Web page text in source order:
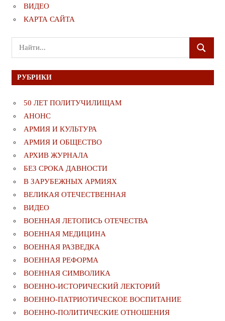
ВИДЕО
КАРТА САЙТА
Поиск
для:
ПОИСК
РУБРИКИ
50 ЛЕТ ПОЛИТУЧИЛИЩАМ
АНОНС
АРМИЯ И КУЛЬТУРА
АРМИЯ И ОБЩЕСТВО
АРХИВ ЖУРНАЛА
БЕЗ СРОКА ДАВНОСТИ
В ЗАРУБЕЖНЫХ АРМИЯХ
ВЕЛИКАЯ ОТЕЧЕСТВЕННАЯ
ВИДЕО
ВОЕННАЯ ЛЕТОПИСЬ ОТЕЧЕСТВА
ВОЕННАЯ МЕДИЦИНА
ВОЕННАЯ РАЗВЕДКА
ВОЕННАЯ РЕФОРМА
ВОЕННАЯ СИМВОЛИКА
ВОЕННО-ИСТОРИЧЕСКИЙ ЛЕКТОРИЙ
ВОЕННО-ПАТРИОТИЧЕСКОЕ ВОСПИТАНИЕ
ВОЕННО-ПОЛИТИЧЕСКИE ОТНОШЕНИЯ